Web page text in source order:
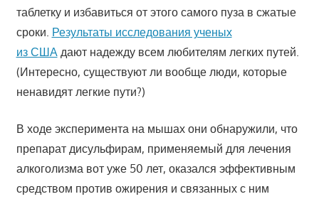
таблетку и избавиться от этого самого пуза в сжатые
сроки. Результаты исследования ученых
из США дают надежду всем любителям легких путей.
(Интересно, существуют ли вообще люди, которые
ненавидят легкие пути?)
В ходе эксперимента на мышах они обнаружили, что
препарат дисульфирам, применяемый для лечения
алкоголизма вот уже 50 лет, оказался эффективным
средством против ожирения и связанных с ним